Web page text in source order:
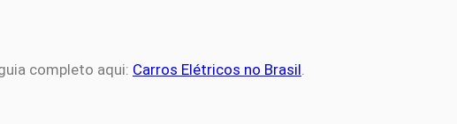
completo aqui: Carros Elétricos no Brasil.